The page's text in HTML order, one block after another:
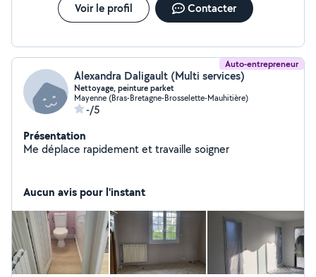
Voir le profil Contacter
Auto-entrepreneur
Alexandra Daligault (Multi services)
Nettoyage, peinture parket
Mayenne (Bras-Bretagne-Brosselette-Mauhitière)
-/5
Présentation
Me déplace rapidement et travaille soigner
Aucun avis pour l'instant